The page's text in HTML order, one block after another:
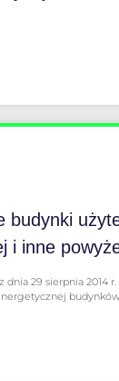
budynki
i inne
dnia 29 sierpnia 2014
budynków